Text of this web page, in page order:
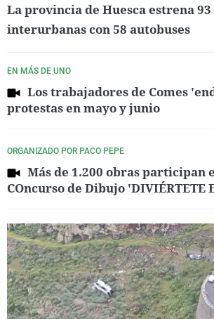
La provincia de Huesca estrena
interurbanas con 58 autobuses
EN MÁS DE UNO
Los trabajadores de Comes
protestas en mayo y junio
ORGANIZADO POR PACO PEPE
Más de 1.200 obras participan
COncurso de Dibujo 'DIVIÉRTETE